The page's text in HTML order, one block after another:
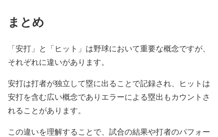
まとめ
「安打」と「ヒット」は野球において重要な概念ですが、
それぞれに違いがあります。
安打は打者が独立して塁に出ることで記録され、ヒットは
安打を含む広い概念でありエラーによる塁出もカウントさ
れることがあります。
この違いを理解することで、試合の結果や打者のパフォー